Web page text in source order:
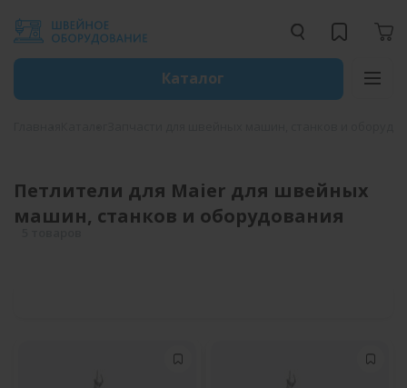
Каталог
Петлители для Maier для швейных
машин, станков и оборудования